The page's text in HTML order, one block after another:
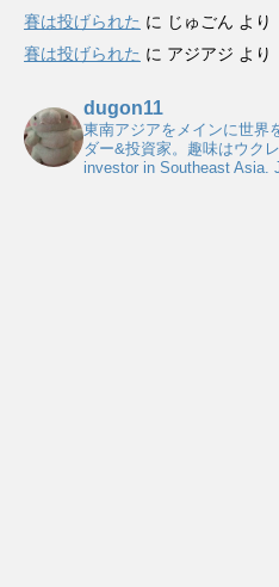
賽は投げられた に じゅごん より
賽は投げられた に アジアジ より
dugon11
東南アジアをメインに世界
ダー&投資家。趣味はウク
investor in Southeast Asia.